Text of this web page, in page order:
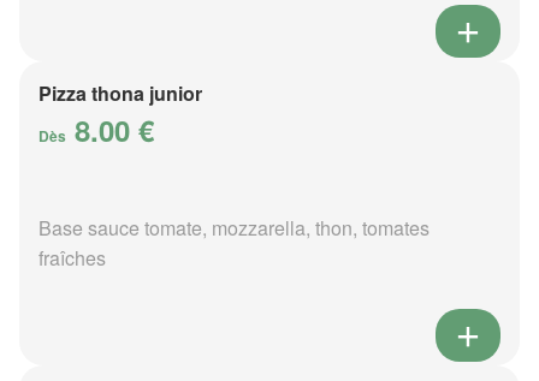
Pizza thona junior
Dès 8.00 €
Base sauce tomate, mozzarella, thon, tomates
fraîches